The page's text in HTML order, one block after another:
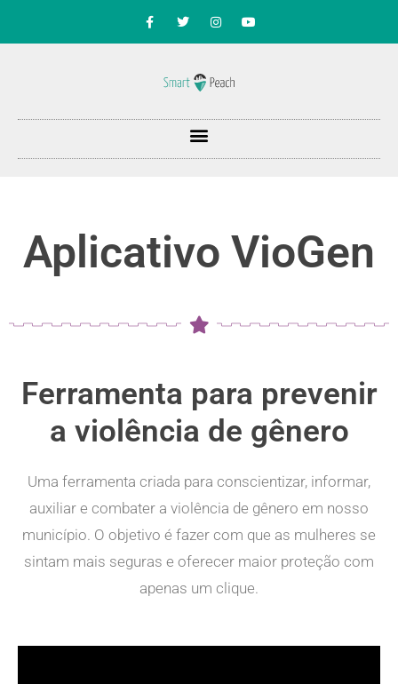
Aplicativo VioGen
Ferramenta para prevenir
a violência de gênero
Uma ferramenta criada para conscientizar, informar,
auxiliar e combater a violência de gênero em nosso
município. O objetivo é fazer com que as mulheres se
sintam mais seguras e oferecer maior proteção com
apenas um clique.